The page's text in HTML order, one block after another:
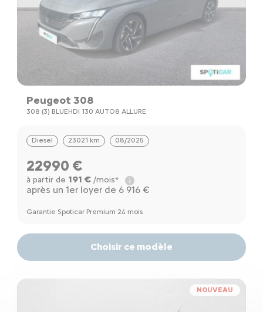
Peugeot 308
308 (3) BLUEHDI 130 AUTO8 ALLURE
Diesel 23021 km 08/2025
22990 €
à partir de 191 €/mois*
après un 1er loyer de 6 916 €
Garantie Spoticar Premium 24 mois
Choisir ce modèle
NOUVEAU